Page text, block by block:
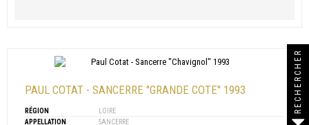
PAUL COTAT - SANCERRE "GRANDE COTE" 1993
RÉGION
LOIRE
APPELLATION
SANCERRE
RECHERCHER